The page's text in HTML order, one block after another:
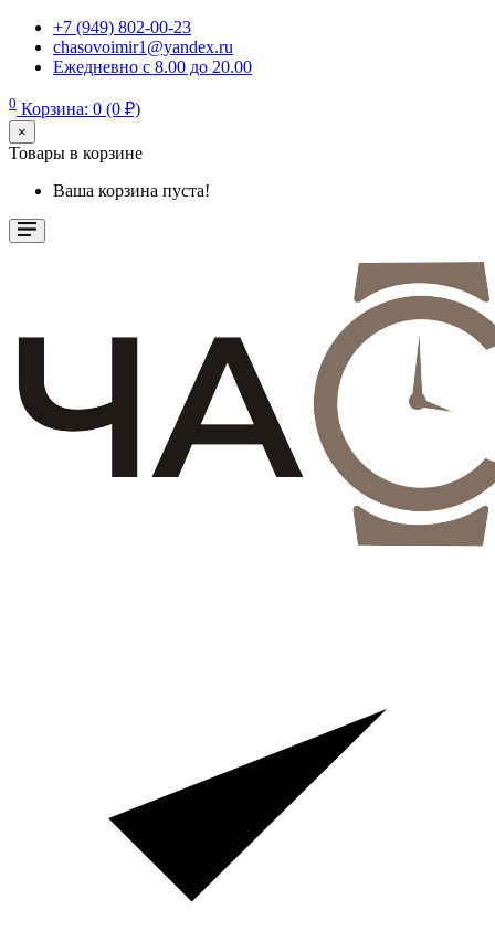
+7 (949) 802-00-23
chasovoimir1@yandex.ru
Ежедневно с 8.00 до 20.00
0 Корзина: 0 (0 ₽)
×
Товары в корзине
Ваша корзина пуста!